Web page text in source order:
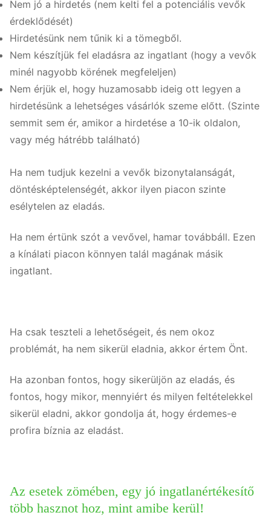
Nem jó a hirdetés (nem kelti fel a potenciális vevők
érdeklődését)
Hirdetésünk nem tűnik ki a tömegből.
Nem készítjük fel eladásra az ingatlant (hogy a vevők
minél nagyobb körének megfeleljen)
Nem érjük el, hogy huzamosabb ideig ott legyen a
hirdetésünk a lehetséges vásárlók szeme előtt. (Szinte
semmit sem ér, amikor a hirdetése a 10-ik oldalon,
vagy még hátrébb található)
Ha nem tudjuk kezelni a vevők bizonytalanságát,
döntésképtelenségét, akkor ilyen piacon szinte
esélytelen az eladás.
Ha nem értünk szót a vevővel, hamar továbbáll. Ezen
a kínálati piacon könnyen talál magának másik
ingatlant.
Ha csak teszteli a lehetőségeit, és nem okoz
problémát, ha nem sikerül eladnia, akkor értem Önt.
Ha azonban fontos, hogy sikerüljön az eladás, és
fontos, hogy mikor, mennyiért és milyen feltételekkel
sikerül eladni, akkor gondolja át, hogy érdemes-e
profira bíznia az eladást.
Az esetek zömében, egy jó ingatlanértékesítő
több hasznot hoz, mint amibe kerül!